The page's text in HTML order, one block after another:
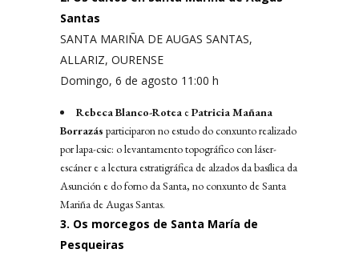
Santas
SANTA MARIÑA DE AUGAS SANTAS,
ALLARIZ, OURENSE
Domingo, 6 de agosto 11:00 h
Rebeca Blanco-Rotea ePatricia Mañana
Borrazás participaron no estudo do conxunto realizado
por lapa-csic: o levantamento topográfico con láser-
escáner e a lectura estratigráfica de alzados da basílica da
Asunción e do forno da Santa, no conxunto de Santa
Mariña de Augas Santas.
3. Os morcegos de Santa María de
Pesqueiras